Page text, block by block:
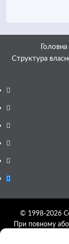
Головна
Структура
Facebook
YouTube
Telegram
Instagram
Twitter
Google
© 1998-2026
При повному або